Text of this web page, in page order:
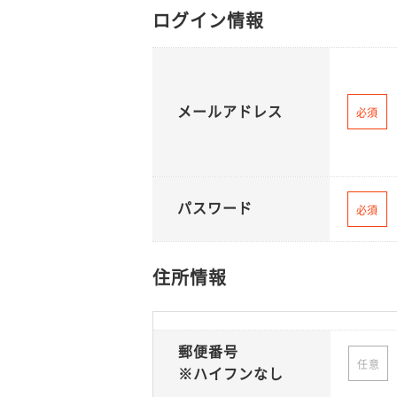
ログイン情報
メールアドレス 必須
パスワード 必須
住所情報
郵便番号
※ハイフンなし
任意